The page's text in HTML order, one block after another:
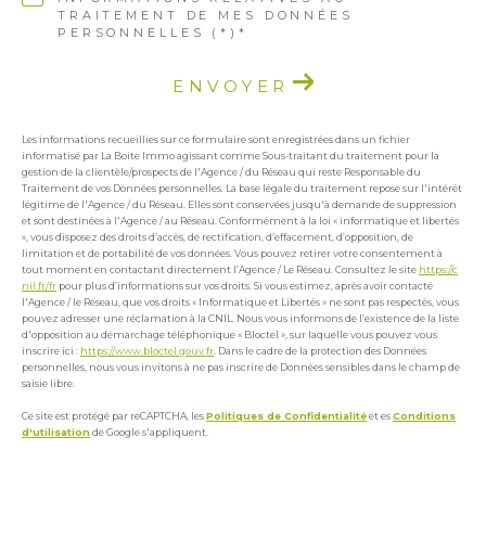
TRAITEMENT DE MES DONNÉES
PERSONNELLES (*)*
ENVOYER
Les informations recueillies sur ce formulaire sont enregistrées dans un fichier
informatisé par La Boite Immo agissant comme Sous-traitant du traitement pour la
gestion de la clientèle/prospects de l'Agence / du Réseau qui reste Responsable du
Traitement de vos Données personnelles. La base légale du traitement repose sur l'intérêt
légitime de l'Agence / du Réseau. Elles sont conservées jusqu'à demande de suppression
et sont destinées à l'Agence / au Réseau. Conformément à la loi « informatique et libertés
», vous disposez des droits d’accès, de rectification, d’effacement, d’opposition, de
limitation et de portabilité de vos données. Vous pouvez retirer votre consentement à
tout moment en contactant directement l’Agence / Le Réseau. Consultez le site https://c
nil.fr/fr pour plus d’informations sur vos droits. Si vous estimez, après avoir contacté
l'Agence / le Réseau, que vos droits « Informatique et Libertés » ne sont pas respectés, vous
pouvez adresser une réclamation à la CNIL. Nous vous informons de l’existence de la liste
d'opposition au démarchage téléphonique « Bloctel », sur laquelle vous pouvez vous
inscrire ici : https://www.bloctel.gouv.fr . Dans le cadre de la protection des Données
personnelles, nous vous invitons à ne pas inscrire de Données sensibles dans le champ de
saisie libre.
Ce site est protégé par reCAPTCHA, lesPolitiques de Confidentialitéet esConditions
d'utilisationde Google s'appliquent.